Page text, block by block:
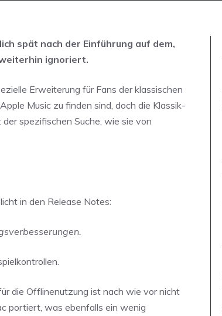
spät nach der Einführung auf dem,
ignoriert.
Erweiterung für Fans der klassischen
Music zu finden sind, doch die Klassik-
spezifischen Suche, wie sie von
in den Release Notes:
die Offlinenutzung ist nach wie vor nicht
portiert, was ebenfalls ein wenig